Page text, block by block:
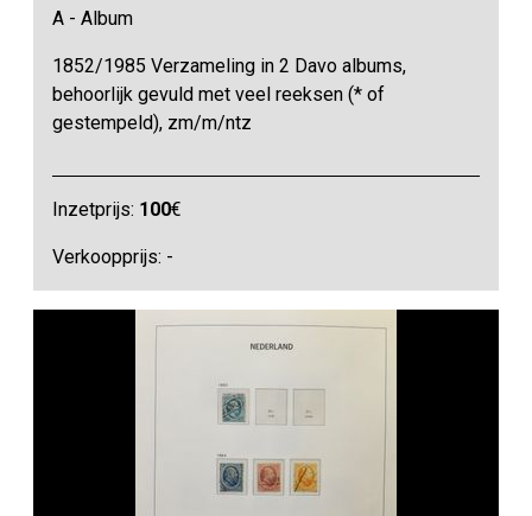
A - Album
1852/1985 Verzameling in 2 Davo albums,
behoorlijk gevuld met veel reeksen (* of
gestempeld), zm/m/ntz
Inzetprijs: 100€
Verkoopprijs: -